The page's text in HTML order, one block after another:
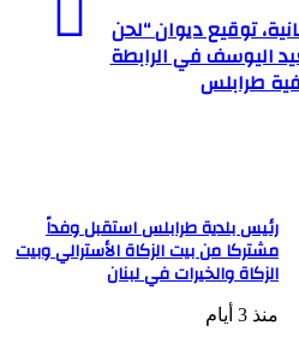
توقيع ديوان “لحن
اليوسف في الرابطة
طرابلس
رئيس بلدية طرابلس استقبل وفداً
مشتركا من بيت الزكاة الأسترالي وبيت
الزكاة والخيرات في لبنان
منذ 3 أيام